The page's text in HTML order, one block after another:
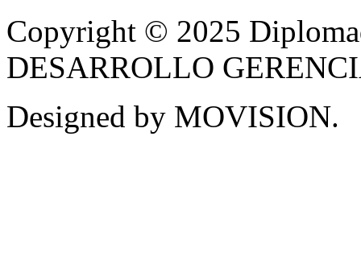
Copyright © 2025
DESARROLLO
Designed by MOVISION.